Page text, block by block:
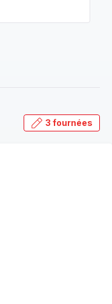
3 fournées